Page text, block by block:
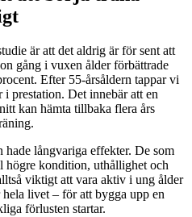
är att det aldrig är för sent att
gång i vuxen ålder förbättrade
Efter 55-årsåldern tappar vi
prestation. Det innebär att en
kan hämta tillbaka flera års
hade långvariga effekter. De som
högre kondition, uthållighet och
viktigt att vara aktiv i ung ålder
livet – för att bygga upp en
förlusten startar.